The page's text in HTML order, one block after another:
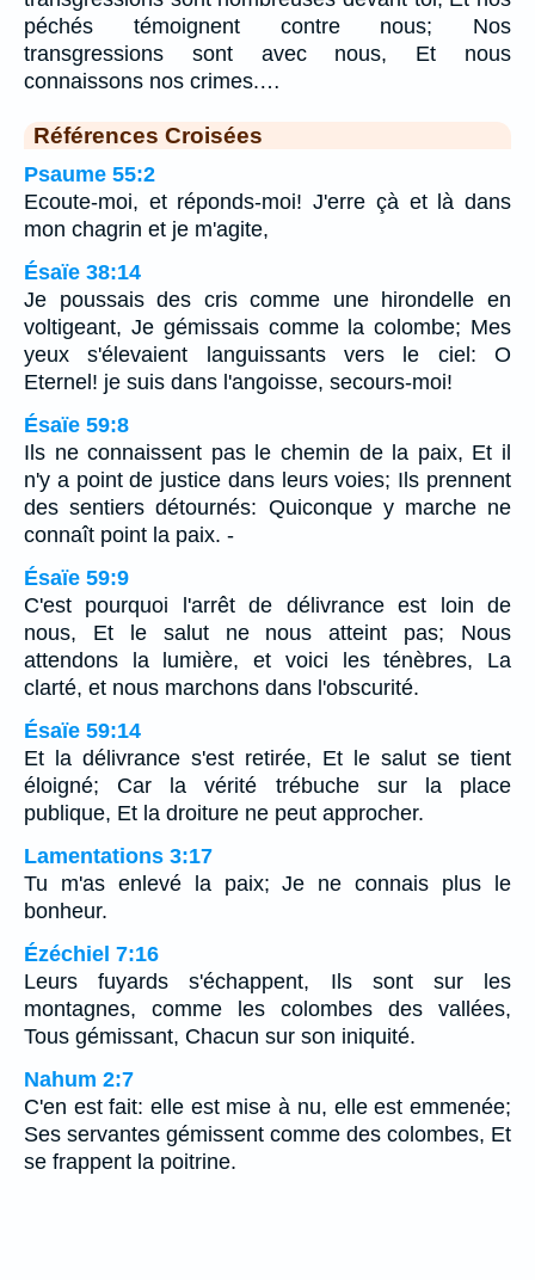
péchés témoignent contre nous; Nos
transgressions sont avec nous, Et nous
connaissons nos crimes.…
Références Croisées
Psaume 55:2
Ecoute-moi, et réponds-moi! J'erre çà et là dans
mon chagrin et je m'agite,
Ésaïe 38:14
Je poussais des cris comme une hirondelle en
voltigeant, Je gémissais comme la colombe; Mes
yeux s'élevaient languissants vers le ciel: O
Eternel! je suis dans l'angoisse, secours-moi!
Ésaïe 59:8
Ils ne connaissent pas le chemin de la paix, Et il
n'y a point de justice dans leurs voies; Ils prennent
des sentiers détournés: Quiconque y marche ne
connaît point la paix. -
Ésaïe 59:9
C'est pourquoi l'arrêt de délivrance est loin de
nous, Et le salut ne nous atteint pas; Nous
attendons la lumière, et voici les ténèbres, La
clarté, et nous marchons dans l'obscurité.
Ésaïe 59:14
Et la délivrance s'est retirée, Et le salut se tient
éloigné; Car la vérité trébuche sur la place
publique, Et la droiture ne peut approcher.
Lamentations 3:17
Tu m'as enlevé la paix; Je ne connais plus le
bonheur.
Ézéchiel 7:16
Leurs fuyards s'échappent, Ils sont sur les
montagnes, comme les colombes des vallées,
Tous gémissant, Chacun sur son iniquité.
Nahum 2:7
C'en est fait: elle est mise à nu, elle est emmenée;
Ses servantes gémissent comme des colombes, Et
se frappent la poitrine.